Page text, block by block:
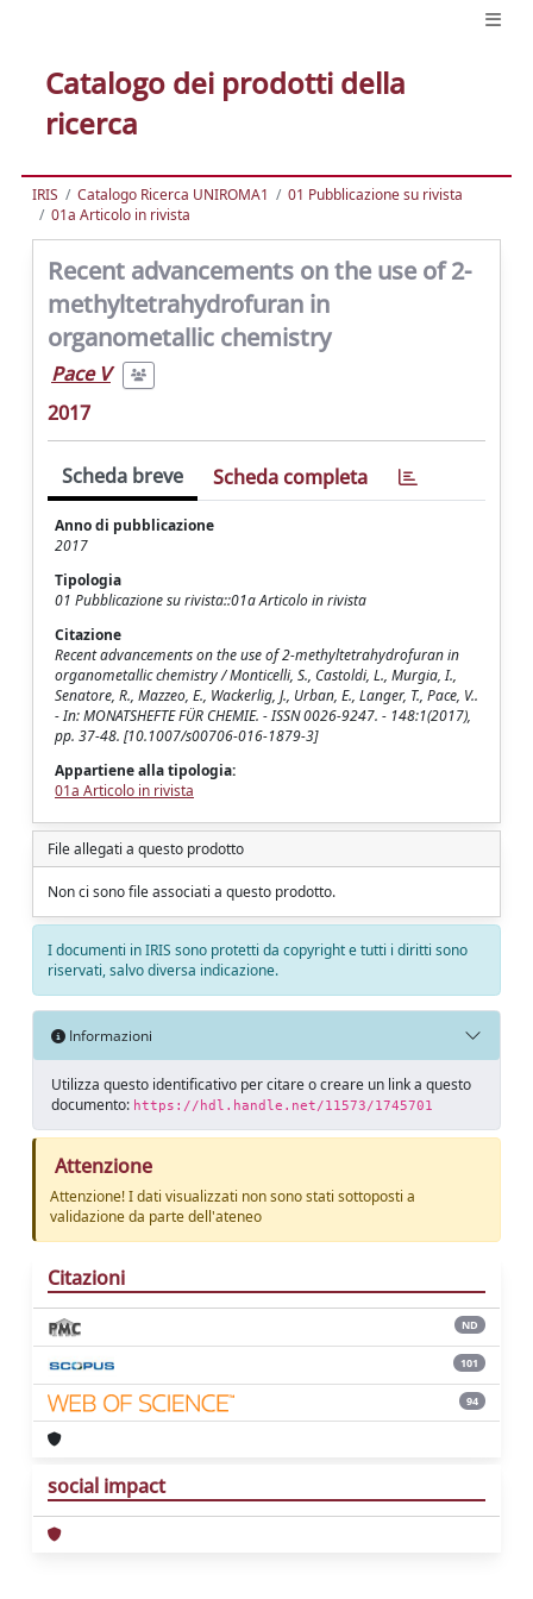
Catalogo dei prodotti della
ricerca
IRIS Catalogo Ricerca UNIROMA1
01 Pubblicazione su rivista
01a Articolo in rivista
Recent advancements on the use of 2-
methyltetrahydrofuran in
organometallic chemistry
Pace V
2017
Scheda breve Scheda completa
Anno di pubblicazione
2017
Tipologia
01 Pubblicazione su rivista::01a Articolo in rivista
Citazione
Recent advancements on the use of 2-methyltetrahydrofuran in
organometallic chemistry / Monticelli, S., Castoldi, L., Murgia, I.,
Senatore, R., Mazzeo, E., Wackerlig, J., Urban, E., Langer, T., Pace, V..
- In: MONATSHEFTE FÜR CHEMIE. - ISSN 0026-9247. - 148:1(2017),
pp. 37-48. [10.1007/s00706-016-1879-3]
Appartiene alla tipologia:
01a Articolo in rivista
File allegati a questo prodotto
Non ci sono file associati a questo prodotto.
I documenti in IRIS sono protetti da copyright e tutti i diritti sono
riservati, salvo diversa indicazione.
Informazioni
Utilizza questo identificativo per citare o creare un link a questo
documento: https://hdl.handle.net/11573/1745701
Attenzione
Attenzione! I dati visualizzati non sono stati sottoposti a
validazione da parte dell'ateneo
Citazioni
ND
101
94
social impact